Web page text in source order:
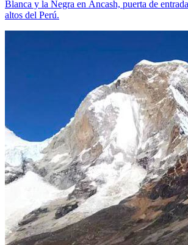
Blanca y la Negra en Áncash, puerta de
altos del Perú.